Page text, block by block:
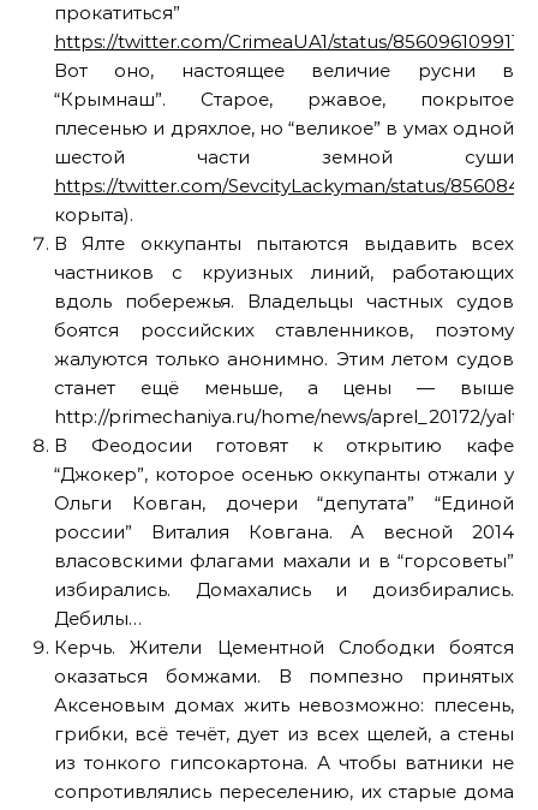
прокатиться”
https://twitter.com/CrimeaUA1/status/
Вот оно, настоящее величие русни в
“Крымнаш”. Старое, ржавое, покрытое
плесенью и дряхлое, но “великое” в умах одной
шестой части земной суши
https://twitter.com/SevcityLackyman/status/
корыта).
В Ялте оккупанты пытаются выдавить всех
частников с круизных линий, работающих
вдоль побережья. Владельцы частных судов
боятся российских ставленников, поэтому
жалуются только анонимно. Этим летом судов
станет ещё меньше, а цены — выше
http://primechaniya.ru/home/news/aprel_20172/
В Феодосии готовят к открытию кафе
“Джокер”, которое осенью оккупанты отжали у
Ольги Ковган, дочери “депутата” “Единой
россии” Виталия Ковгана. А весной 2014
власовскими флагами махали и в “горсоветы”
избирались. Домахались и доизбирались.
Дебилы…
Керчь. Жители Цементной Слободки боятся
оказаться бомжами. В помпезно принятых
Аксеновым домах жить невозможно: плесень,
грибки, всё течёт, дует из всех щелей, а стены
из тонкого гипсокартона. А чтобы ватники не
сопротивлялись переселению, их старые дома